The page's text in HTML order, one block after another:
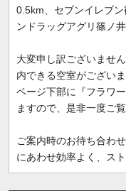
0.5km、セブンイレブ
ンドラッグアグリ篠ノ
大変申し訳ございませ
内できる空室がございま
ページ下部に『フラワ
ますので、是非一度ご
ご案内時のお待ち合わ
にあわせ効率よく、ス